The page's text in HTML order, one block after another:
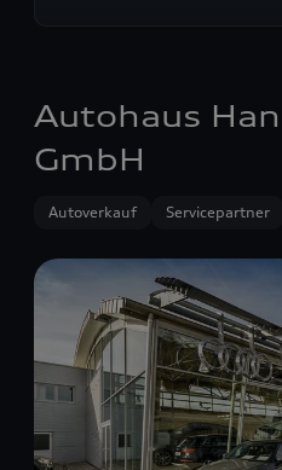
Autohaus
GmbH
Autoverkauf Servicepartner